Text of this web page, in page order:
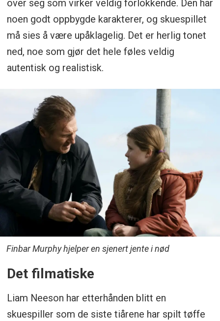
over seg som virker veldig forlokkende. Den har
noen godt oppbygde karakterer, og skuespillet
må sies å være upåklagelig. Det er herlig tonet
ned, noe som gjør det hele føles veldig
autentisk og realistisk.
Finbar Murphy hjelper en sjenert jente i nød
Det filmatiske
Liam Neeson har etterhånden blitt en
skuespiller som de siste tiårene har spilt tøffe